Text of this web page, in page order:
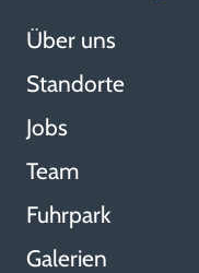
Über uns
Standorte
Jobs
Team
Fuhrpark
Galerien